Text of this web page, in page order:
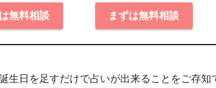
無料相談 まずは無料相談
生日を足すだけで占いが出来ることをご存知